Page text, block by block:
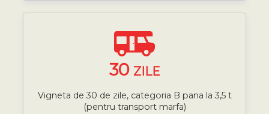
30 ZILE
Vigneta de 30 de zile, categoria B pana la 3,5 t
(pentru transport marfa)